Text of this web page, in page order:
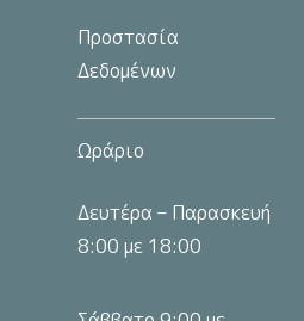
Προστασία
Δεδομένων
Ωράριο
Δευτέρα – Παρασκευή
8:00 με 18:00